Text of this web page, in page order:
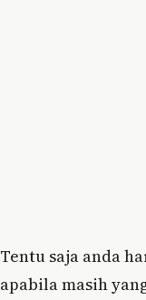
Tentu saja anda
apabila masih